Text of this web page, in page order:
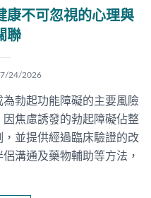
康不可忽視的心理與
聯
24/2026
勃起功能障礙的主要風險
焦慮誘發的勃起障礙佔整
並提供經過臨床驗證的改
溝通及藥物輔助等方法，